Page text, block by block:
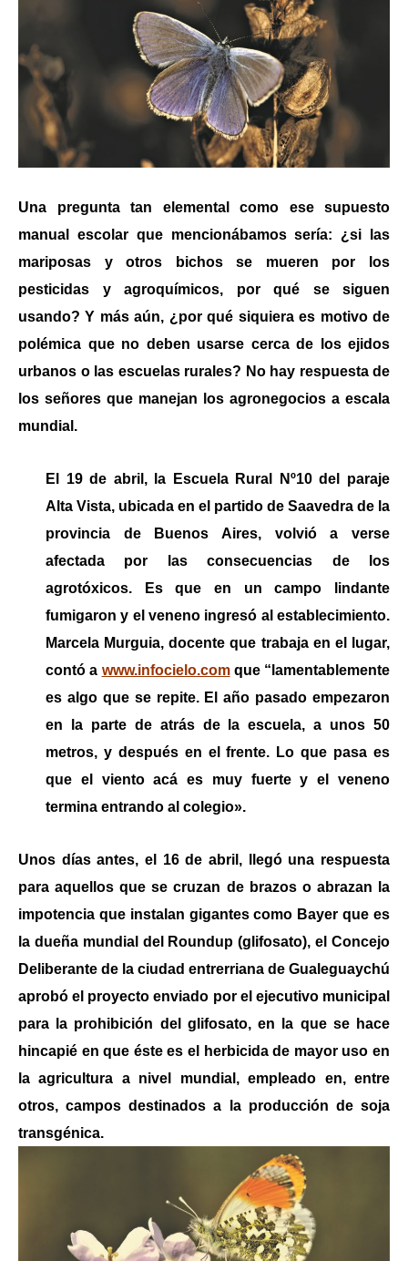
Una pregunta tan elemental como ese supuesto
manual escolar que mencionábamos sería: ¿si las
mariposas y otros bichos se mueren por los
pesticidas y agroquímicos, por qué se siguen
usando? Y más aún, ¿por qué siquiera es motivo de
polémica que no deben usarse cerca de los ejidos
urbanos o las escuelas rurales? No hay respuesta de
los señores que manejan los agronegocios a escala
mundial.
El 19 de abril, la Escuela Rural Nº10 del paraje
Alta Vista, ubicada en el partido de Saavedra de la
provincia de Buenos Aires, volvió a verse
afectada por
las consecuencias de los
agrotóxicos. Es que en un campo lindante
fumigaron y el veneno ingresó al establecimiento.
Marcela Murguia, docente que trabaja en el lugar,
contóa www.infocielo.com que “lamentablemente
es algo que se repite. El año pasado empezaron
en la parte de atrás de la escuela, a unos 50
metros, y después en el frente. Lo que pasa es
que el viento acá es muy fuerte y el veneno
termina entrando al colegio».
Unos días antes, el 16 de abril, llegó una respuesta
para aquellos que se cruzan de brazos o abrazan la
impotencia que instalan gigantes como Bayer que es
la dueña mundial del Roundup (glifosato), el Concejo
Deliberante de la ciudad entrerriana de Gualeguaychú
aprobó el proyecto enviado por el ejecutivo municipal
para la prohibición del glifosato, en la que se hace
hincapié en que éste es el herbicida de mayor uso en
la agricultura a nivel mundial, empleado en, entre
otros, campos destinados a la producción de soja
transgénica.